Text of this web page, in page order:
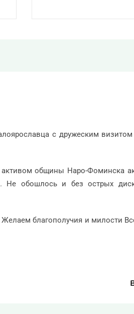
с дружеским визитом
общины Наро-Фоминска
Не обошлось и без острых
благополучия и милости